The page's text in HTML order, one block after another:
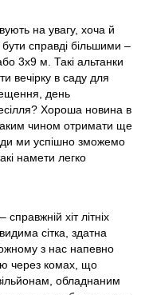
на увагу, хоча й
справді більшими –
3х9 м. Такі альтанки
вечірку в саду для
день
Хороша новина в
чином отримати ще
ми успішно зможемо
намети легко
хіт літніх
сітка, здатна
з нас напевно
через комах, що
обладнаним